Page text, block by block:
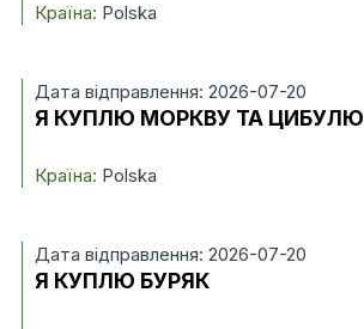
Країна: Polska
Дата відправлення: 2026-07-20
Я КУПЛЮ МОРКВУ ТА ЦИБУЛЮ
Країна: Polska
Дата відправлення: 2026-07-20
Я КУПЛЮ БУРЯК